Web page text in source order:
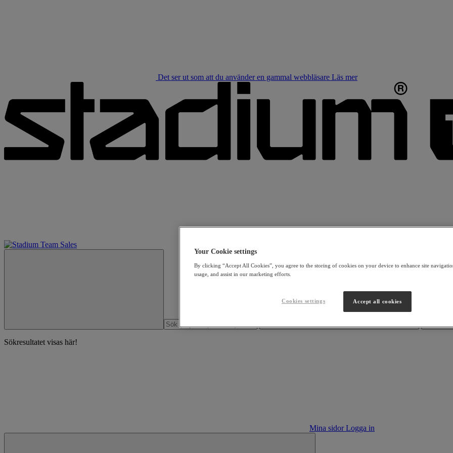
Det ser ut som att du använder en gammal webbläsare Läs mer
Sökresultatet visas här!
Mina sidor Logga in
Your Cookie settings
By clicking “Accept All Cookies”, you agree to the storing of cookies on your device to enhance site
usage, and assist in our marketing efforts.
Cookies settings Accept all cookies